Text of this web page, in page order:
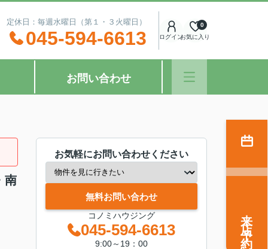
休日：毎週水曜日（第１・３火曜日）
045-594-6613 ログインお気に入り
0
お問い合わせ
南
お気軽にお問い合わせください
無料お問い合わせ
コノミハウジング
045-594-6613
9:00～19：00
来店予約